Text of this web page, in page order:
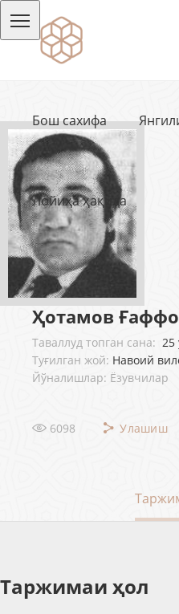
Бош сахифа
Лойиҳа ҳақида
Ҳотамов
Таваллуд топган сана: 25
Туғилган жой: Навоий
Йўналишлар: Ёзувчилар
6098 Улашиш
Таржимаи ҳол